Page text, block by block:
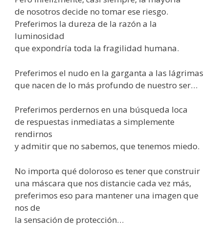
de nosotros decide no tomar ese riesgo.
Preferimos la dureza de la razón a la
luminosidad
que expondría toda la fragilidad humana.
Preferimos el nudo en la garganta a las lágrimas
que nacen de lo más profundo de nuestro ser…
Preferimos perdernos en una búsqueda loca
de respuestas inmediatas a simplemente
rendirnos
y admitir que no sabemos, que tenemos miedo.
No importa qué doloroso es tener que construir
una máscara que nos distancie cada vez más,
preferimos eso para mantener una imagen que
nos de
la sensación de protección…